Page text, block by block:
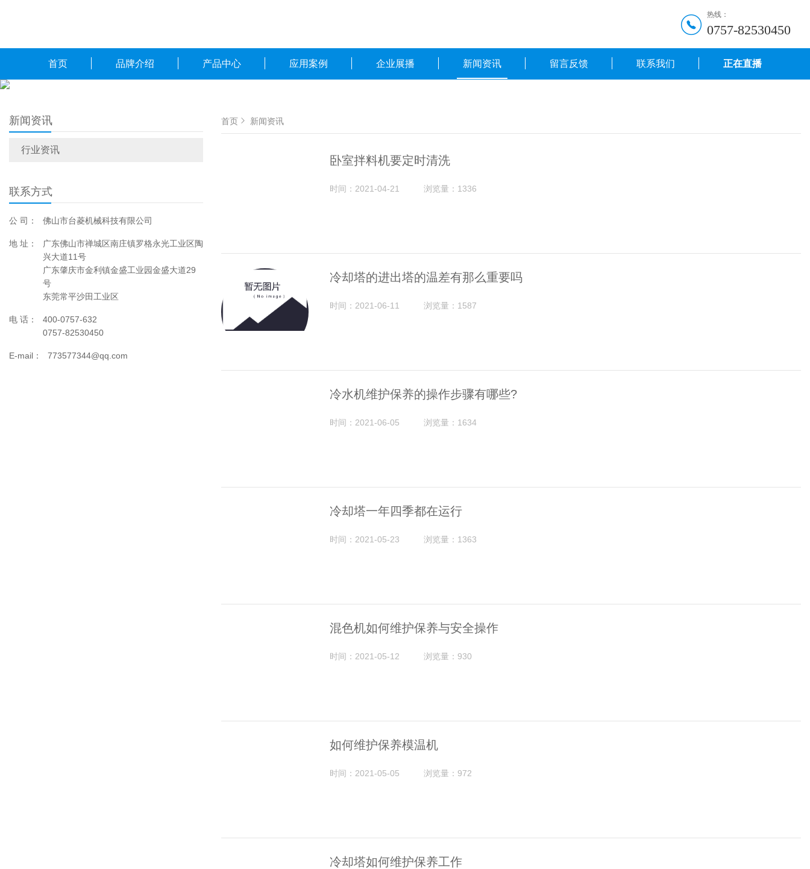
热线：
0757-82530450
首页 品牌介绍 产品中心 应用案例 企业展播 新闻资讯 留言反馈 联系我们 正在直播
新闻资讯
行业资讯
联系方式
公 司： 佛山市台菱机械科技有限公司
地 址：
广东佛山市禅城区南庄镇罗格永光工业区陶
兴大道11号
广东肇庆市金利镇金盛工业园金盛大道29
号
东莞常平沙田工业区
电 话：
400-0757-632
0757-82530450
E-mail： 773577344@qq.com
首页 新闻资讯
卧室拌料机要定时清洗
时间：2021-04-21 浏览量：1336
冷却塔的进出塔的温差有那么重要吗
时间：2021-06-11 浏览量：1587
冷水机维护保养的操作步骤有哪些?
时间：2021-06-05 浏览量：1634
冷却塔一年四季都在运行
时间：2021-05-23 浏览量：1363
混色机如何维护保养与安全操作
时间：2021-05-12 浏览量：930
如何维护保养模温机
时间：2021-05-05 浏览量：972
冷却塔如何维护保养工作